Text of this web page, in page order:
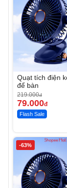
Quạt tích điện
để bàn
219.000đ
79.000đ
Flash Sale
-63%